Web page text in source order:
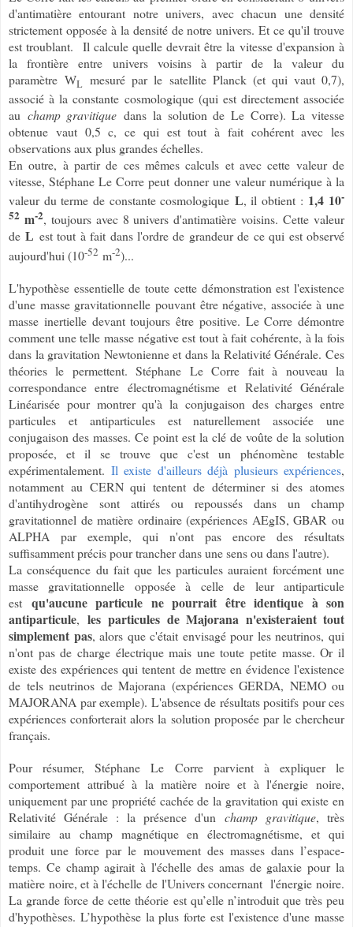
d'antimatière entourant notre univers, avec chacun une densité
strictement opposée à la densité de notre univers. Et ce qu'il trouve
est troublant. Il calcule quelle devrait être la vitesse d'expansion à
la frontière entre univers voisins à partir de la valeur du
paramètreWL mesuré par le satellite Planck (et qui vaut 0,7),
associé à la constante cosmologique (qui est directement associée
au champ gravitique dans la solution de Le Corre). La vitesse
obtenue vaut 0,5 c, ce qui est tout à fait cohérent avec les
observations aux plus grandes échelles.
En outre, à partir de ces mêmes calculs et avec cette valeur de
vitesse, Stéphane Le Corre peut donner une valeur numérique à la
valeur du terme de constante cosmologique L, il obtient : 1,4 10-
52 m-2, toujours avec 8 univers d'antimatière voisins. Cette valeur
deL est tout à fait dans l'ordre de grandeur de ce qui est observé
aujourd'hui (10-52 m-2)...
L'hypothèse essentielle de toute cette démonstration est l'existence
d'une masse gravitationnelle pouvant être négative, associée à une
masse inertielle devant toujours être positive. Le Corre démontre
comment une telle masse négative est tout à fait cohérente, à la fois
dans la gravitation Newtonienne et dans la Relativité Générale. Ces
théories le permettent. Stéphane Le Corre fait à nouveau la
correspondance entre électromagnétisme et Relativité Générale
Linéarisée pour montrer qu'à la conjugaison des charges entre
particules et antiparticules est naturellement associée une
conjugaison des masses. Ce point est la clé de voûte de la solution
proposée, et il se trouve que c'est un phénomène testable
expérimentalement. Il existe d'ailleurs déjà plusieurs expériences,
notamment au CERN qui tentent de déterminer si des atomes
d'antihydrogène sont attirés ou repoussés dans un champ
gravitationnel de matière ordinaire (expériences AEgIS, GBAR ou
ALPHA par exemple, qui n'ont pas encore des résultats
suffisamment précis pour trancher dans une sens ou dans l'autre).
La conséquence du fait que les particules auraient forcément une
masse gravitationnelle opposée à celle de leur antiparticule
est qu'aucune particule ne pourrait être identique à son
antiparticule, les particules de Majorana n'existeraient tout
simplement pas, alors que c'était envisagé pour les neutrinos, qui
n'ont pas de charge électrique mais une toute petite masse. Or il
existe des expériences qui tentent de mettre en évidence l'existence
de tels neutrinos de Majorana (expériences GERDA, NEMO ou
MAJORANA par exemple). L'absence de résultats positifs pour ces
expériences conforterait alors la solution proposée par le chercheur
français.
Pour résumer, Stéphane Le Corre parvient à expliquer le
comportement attribué à la matière noire et à l'énergie noire,
uniquement par une propriété cachée de la gravitation qui existe en
Relativité Générale : la présence d'un champ gravitique, très
similaire au champ magnétique en électromagnétisme, et qui
produit une force par le mouvement des masses dans l’espace-
temps. Ce champ agirait à l'échelle des amas de galaxie pour la
matière noire, et à l'échelle de l'Univers concernant l'énergie noire.
La grande force de cette théorie est qu’elle n’introduit que très peu
d'hypothèses. L’hypothèse la plus forte est l'existence d'une masse